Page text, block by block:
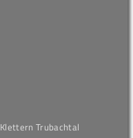
Klettern Trubachtal